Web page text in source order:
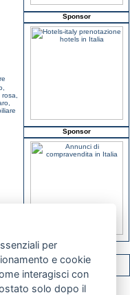
Sponsor
Sponsor
per
e cookie
interagisci con
solo dopo il